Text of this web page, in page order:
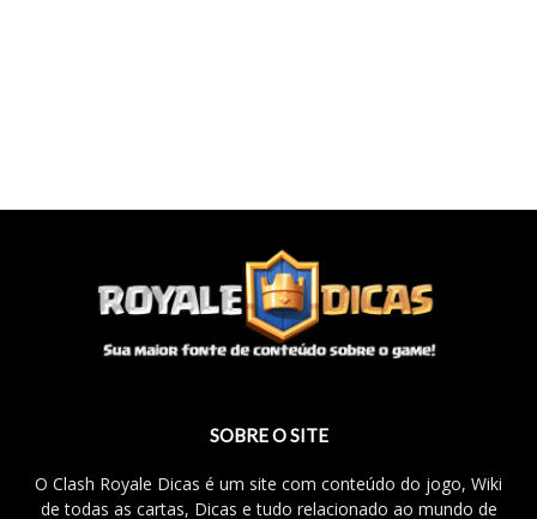
SOBRE O SITE
O Clash Royale Dicas é um site com conteúdo do jogo, Wiki
de todas as cartas, Dicas e tudo relacionado ao mundo de